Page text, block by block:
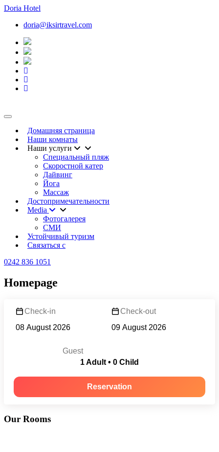
Doria Hotel
doria@iksirtravel.com
Toggle navigation
Домашняя страница
Наши комнаты
Наши услуги
Специальный пляж
Скоростной катер
Дайвинг
Йога
Массаж
Достопримечательности
Media
Фотогалерея
СМИ
Устойчивый туризм
Связаться с
0242 836 1051
Homepage
Check-in Check-out
Guest
1 Adult • 0 Child
Reservation
Our Rooms